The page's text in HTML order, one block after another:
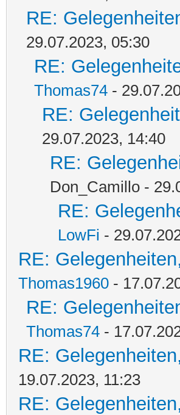
RE:
29.07.2023, 05:30
RE:
Thomas74 -
RE:
29.07.2023, 14:40
RE:
Don_Camillo -
RE:
LowFi -
RE:
Thomas1960 -
RE:
Thomas74 -
RE:
19.07.2023, 11:23
RE: